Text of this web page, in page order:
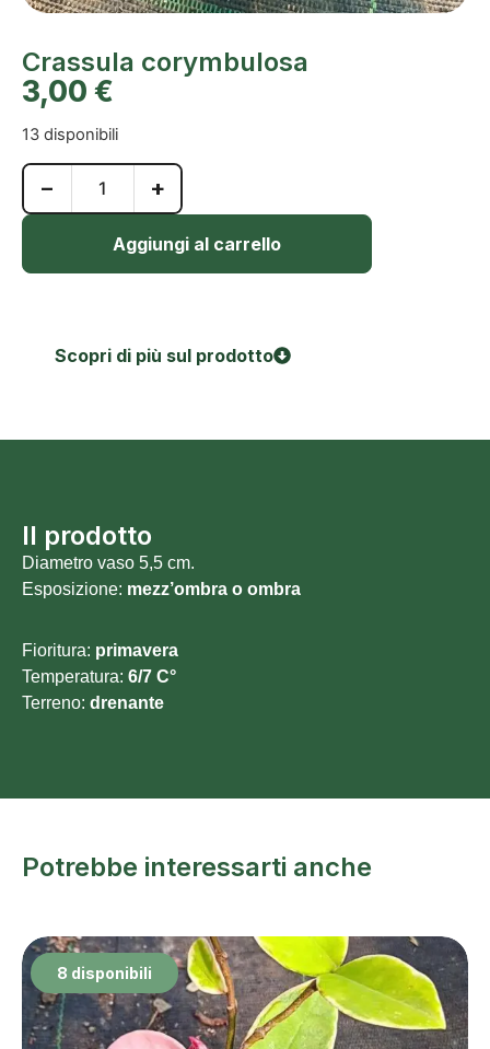
Crassula corymbulosa
3,00 €
13 disponibili
− +
Aggiungi al carrello
Scopri di più sul prodotto
Il prodotto
Diametro vaso 5,5 cm.
Esposizione: mezz’ombra o ombra
Fioritura: primavera
Temperatura: 6/7 C°
Terreno: drenante
Potrebbe interessarti anche
8 disponibili